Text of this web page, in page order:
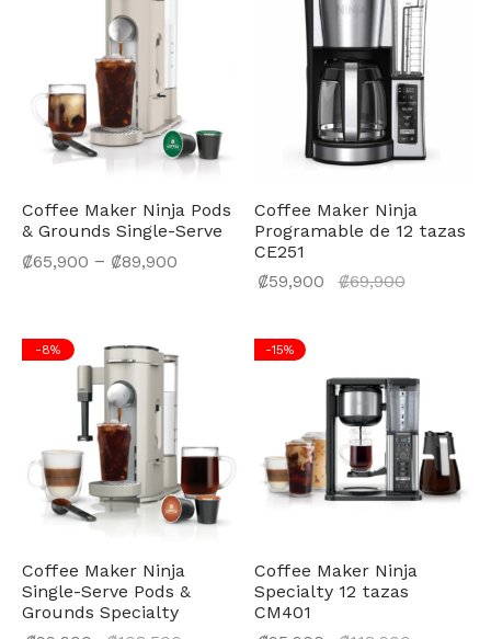
Coffee Maker Ninja Pods
& Grounds Single-Serve
₡65,900 – ₡89,900
Coffee Maker Ninja
Programable de 12 tazas
CE251
₡59,900 ₡69,900
₡59,900.
-8%
Coffee Maker Ninja
Single-Serve Pods &
Grounds Specialty
-15%
Coffee Maker Ninja
Specialty 12 tazas
CM401